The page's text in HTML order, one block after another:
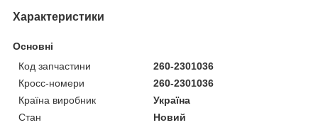
Характеристики
Основні
Код запчастини
260-2301036
Кросс-номери
260-2301036
Країна виробник
Україна
Стан
Новий